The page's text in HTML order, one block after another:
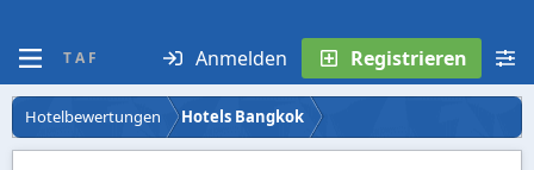
T A F Anmelden Registrieren
Hotelbewertungen Hotels Bangkok